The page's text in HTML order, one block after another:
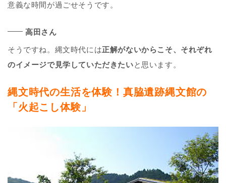
意義な時間が過ごせそうです。
高田さん
そうですね。縄文時代には正解がないからこそ、それぞれ
のイメージで見学していただきたいと思います。
縄文時代の生活を体験！真脇遺跡縄文館の
「火起こし体験」